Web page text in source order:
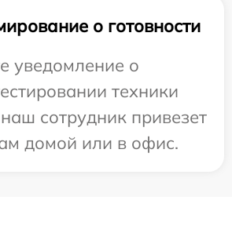
о готовности
уведомление о
техники
сотрудник привезет
домой или в офис.